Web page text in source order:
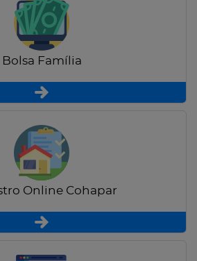
Bolsa Família
Online Cohapar